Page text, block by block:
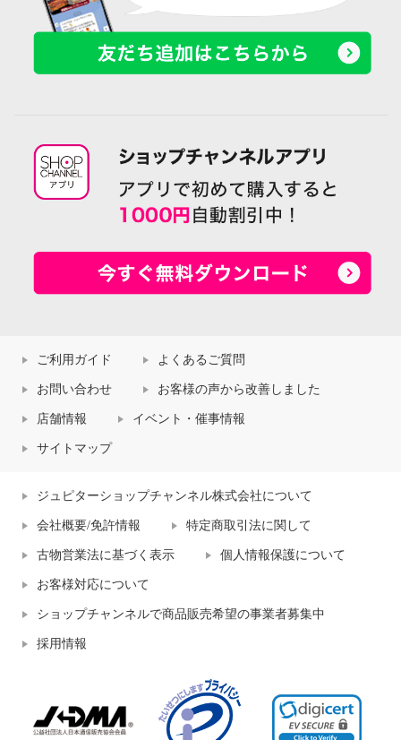
ご利用ガイド よくあるご質問
お問い合わせ お客様の声から改善しました
店舗情報 イベント・催事情報
サイトマップ
ジュピターショップチャンネル株式会社について
会社概要/免許情報 特定商取引法に関して
古物営業法に基づく表示 個人情報保護について
お客様対応について
ショップチャンネルで商品販売希望の事業者募集中
採用情報